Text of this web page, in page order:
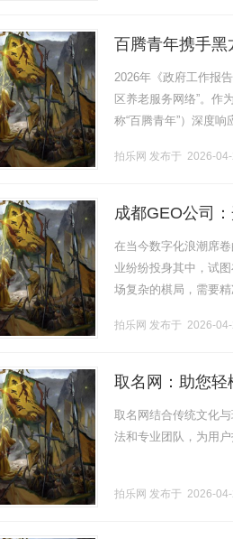
百腾青年携手黑
民生服务提质升
2026年《政府工作报
区养老服务网络”。作
称“百腾青年”）深度
拍乐网 发布于 2026-
成都GEO公司
在当今数字化浪潮席
业纷纷投身其中，试
场复杂的棋局，需要
生成.........
拍乐网 发布于 2026-
取名网：助您轻
取名网结合传统文化
法和专业团队，为用
拍乐网 发布于 2026-